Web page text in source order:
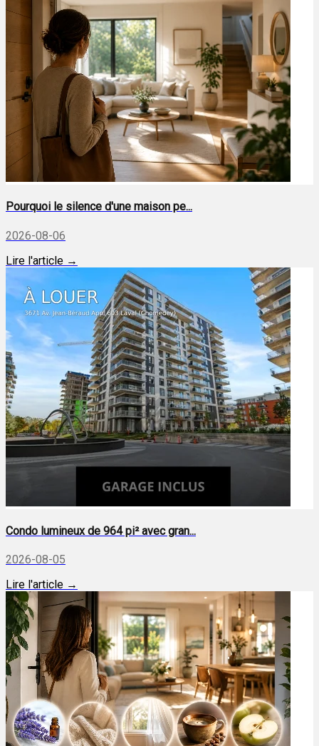
Pourquoi le silence d'une maison pe...
2026-08-06
Lire l'article →
Condo lumineux de 964 pi² avec gran...
2026-08-05
Lire l'article →